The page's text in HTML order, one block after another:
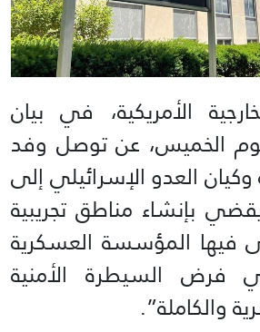
الأمريكية، في بيان
الخميس، عن توصل وفد
وكيان العدو الإسرائيلي إلى
بإنشاء مناطق تجريبية
فيها المؤسسة العسكرية
فرض السيطرة الأمنية
والكاملة”.